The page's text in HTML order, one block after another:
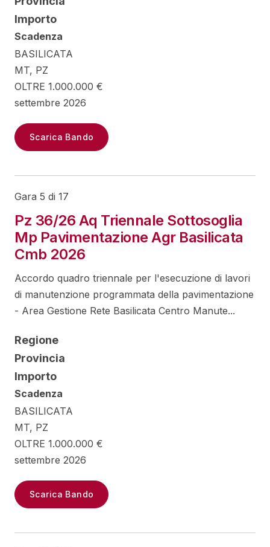
Importo
Scadenza
BASILICATA
MT, PZ
OLTRE 1.000.000 €
settembre 2026
Scarica Bando
Gara 5 di 17
Pz 36/26 Aq Triennale Sottosoglia
Mp Pavimentazione Agr Basilicata
Cmb 2026
Accordo quadro triennale per l'esecuzione di lavori
di manutenzione programmata della pavimentazione
- Area Gestione Rete Basilicata Centro Manute...
Regione
Provincia
Importo
Scadenza
BASILICATA
MT, PZ
OLTRE 1.000.000 €
settembre 2026
Scarica Bando